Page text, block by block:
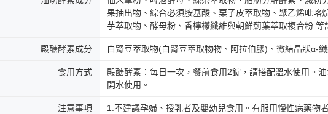
果抽出物、綜合必須胺基酸、栗子皮萃取物、聚乙烯吡咯
芋萃取物、酵母粉、香檸檬纖維與朝鮮薊葉萃取複合粉 等
殿醣酵素成分 白腎豆萃取物(白腎豆萃取物物、阿拉伯膠)、微結晶狀α-
食用方式
殿醣酵素：每日一次，餐前食用2錠，請搭配溫水使用。
開水使用。
注意事項
1.不建議孕婦、授乳者及嬰幼兒食用。有服用慢性病藥物